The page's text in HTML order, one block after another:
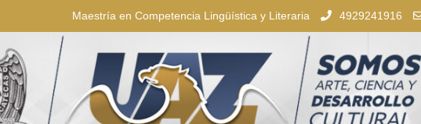
Maestría en Competencia Lingüística y Literaria 4929241916